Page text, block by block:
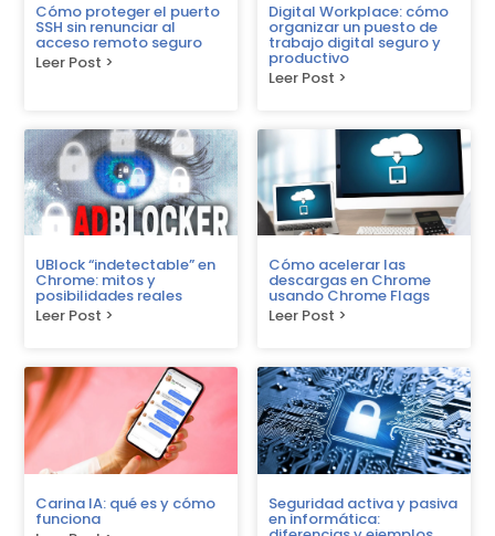
Cómo proteger el puerto
SSH sin renunciar al
acceso remoto seguro
Leer Post >
Digital Workplace: cómo
organizar un puesto de
trabajo digital seguro y
productivo
Leer Post >
UBlock “indetectable” en
Chrome: mitos y
posibilidades reales
Leer Post >
Cómo acelerar las
descargas en Chrome
usando Chrome Flags
Leer Post >
Carina IA: qué es y cómo
funciona
Seguridad activa y pasiva
en informática: